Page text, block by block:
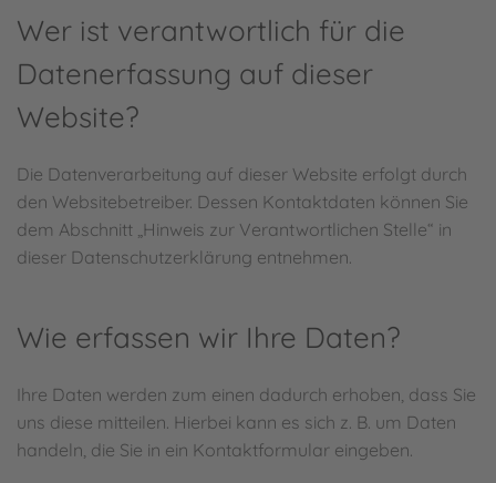
Wer ist verantwortlich für die
Datenerfassung auf dieser
Website?
Die Datenverarbeitung auf dieser Website erfolgt durch
den Websitebetreiber. Dessen Kontaktdaten können Sie
dem Abschnitt „Hinweis zur Verantwortlichen Stelle“ in
dieser Datenschutzerklärung entnehmen.
Wie erfassen wir Ihre Daten?
Ihre Daten werden zum einen dadurch erhoben, dass Sie
uns diese mitteilen. Hierbei kann es sich z. B. um Daten
handeln, die Sie in ein Kontaktformular eingeben.